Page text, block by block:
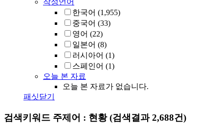
작성언어
한국어 (1,955)
중국어 (33)
영어 (22)
일본어 (8)
러시아어 (1)
스페인어 (1)
오늘 본 자료
오늘 본 자료가 없습니다.
패싯닫기
검색키워드 주제어 : 현황(검색결과 2,688건)